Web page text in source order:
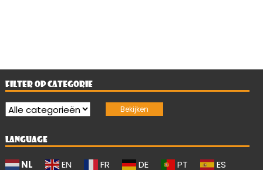
FILTER OP CATEGORIE
LANGUAGE
NL EN FR DE PT ES